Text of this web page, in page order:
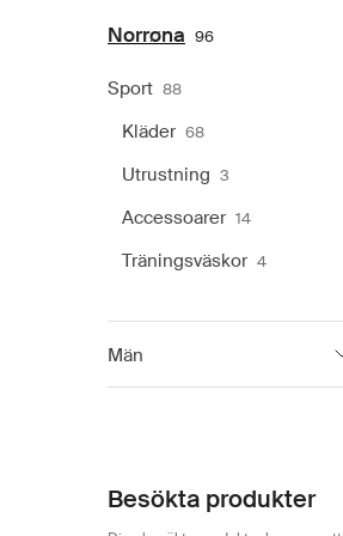
Norrøna 96
Sport 88
Kläder 68
Utrustning 3
Accessoarer 14
Träningsväskor 4
Män
Besökta produkter